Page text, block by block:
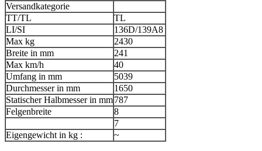
Versandkategorie
TT/TL
TL
LI/SI
136D/139A8
Max kg
2430
Breite in mm
241
Max km/h
40
Umfang in mm
5039
Durchmesser in mm
1650
Statischer Halbmesser in mm787
Felgenbreite
8
7
Eigengewicht in kg :
~